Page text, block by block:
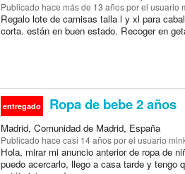
Publicado hace más de 13 añospor el usuario
Regalo lote de camisas talla l y xl para
corta. están en buen estado. Recoger en
entregado Ropa de bebe 2 años
Madrid, Comunidad de Madrid, España
Publicado hace casi 14 añospor el usuario
Hola, mirar mi anuncio anterior de ropa de
puedo acercarlo, llego a casa tarde y tengo